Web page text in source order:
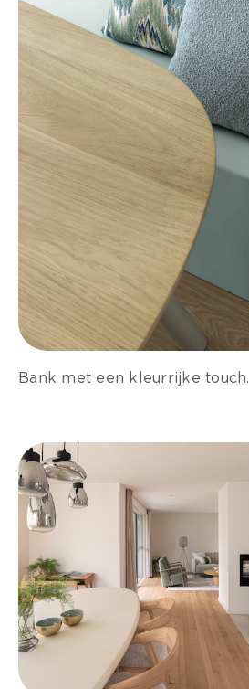
Bank met een kleurrijke touch.